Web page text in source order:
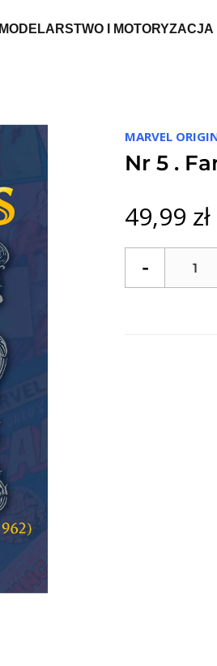
MODELARSTWO I MOTORYZACJA
MARVEL
Nr 5 .
49,99 zł
-